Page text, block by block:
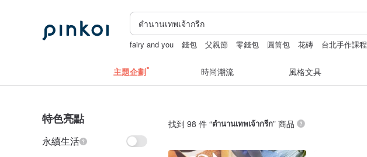
fairy and you 錢包 父親節 零錢包 圓筒包 花磚 台北手作課程
主題企劃 時尚潮流 風格文具
特色亮點
永續生活
找到 98 件 “ตำนานเทพเจ้ากรีก” 商品